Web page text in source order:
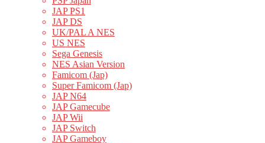
JAP PS1
JAP DS
UK/PAL A NES
US NES
Sega Genesis
NES Asian Version
Famicom (Jap)
Super Famicom (Jap)
JAP N64
JAP Gamecube
JAP Wii
JAP Switch
JAP Gameboy